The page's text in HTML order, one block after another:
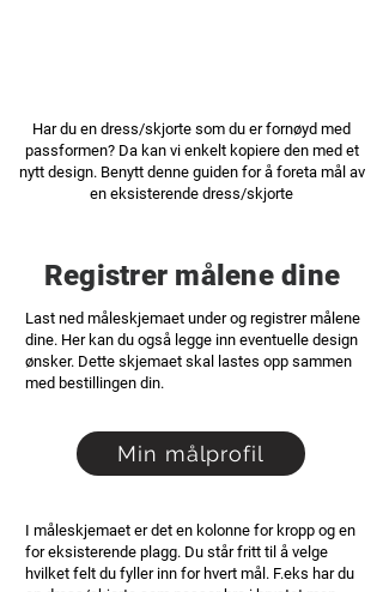
Har du en dress/skjorte som du er fornøyd med
passformen? Da kan vi enkelt kopiere den med et
nytt design. Benytt denne guiden for å foreta mål av
en eksisterende dress/skjorte
Registrer målene dine
Last ned måleskjemaet under og registrer målene
dine. Her kan du også legge inn eventuelle design
ønsker. Dette skjemaet skal lastes opp sammen
med bestillingen din.
Min målprofil
I måleskjemaet er det en kolonne for kropp og en
for eksisterende plagg. Du står fritt til å velge
hvilket felt du fyller inn for hvert mål. F.eks har du